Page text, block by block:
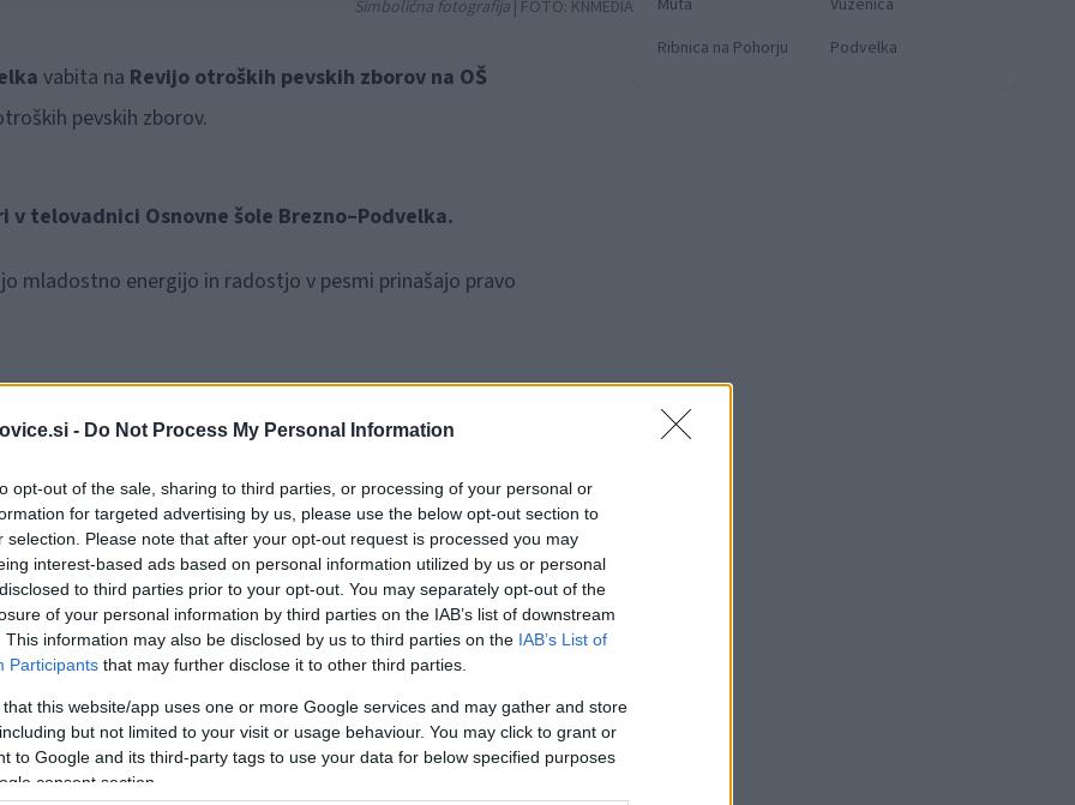
- Do Not Process My Personal Information
opt-out of the sale, sharing to third parties, or processing of your personal or
for targeted advertising by us, please use the below opt-out section to
selection. Please note that after your opt-out request is processed you may
interest-based ads based on personal information utilized by us or personal
to third parties prior to your opt-out. You may separately opt-out of the
of your personal information by third parties on the IAB’s list of downstream
This information may also be disclosed by us to third parties on the IAB’s List of
Participants that may further disclose it to other third parties.
that this website/app uses one or more Google services and may gather and store
but not limited to your visit or usage behaviour. You may click to grant or
to Google and its third-party tags to use your data for below specified purposes
consent section.
Simbolična fotografija | FOTO: KNMEDIA
vabita na Revijo otroških pevskih zborov na OŠ
pevskih zborov.
v telovadnici Osnovne šole Brezno–Podvelka.
mladostno energijo in radostjo v pesmi prinašajo pravo
Muta
Vuzenica
Ribnica na Pohorju
Podvelka